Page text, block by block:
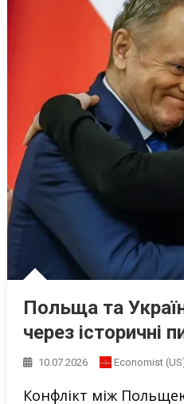
Польща та
через історичні
10.07.2026 Economist
Конфлікт між